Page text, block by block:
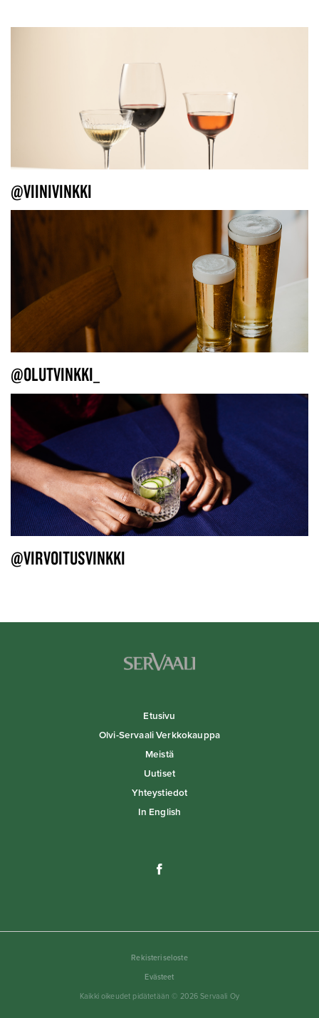
@VIINIVINKKI
@OLUTVINKKI_
@VIRVOITUSVINKKI
Etusivu
Olvi-Servaali Verkkokauppa
Meistä
Uutiset
Yhteystiedot
In English
Rekisteriseloste
Evästeet
Kaikki oikeudet pidätetään © 2026 Servaali Oy